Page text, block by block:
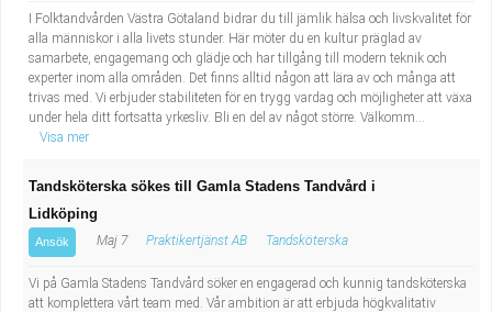
Kultur, media, design
Militärt arbete
Naturbruk
Pedagogiskt arbete
Sanering och renhållning
Tidningsbud/Tidningsdistributör
Lärare i fritidshem/Fritidspedagog
Taxiförare/Taxichaufför
sekreterare
Lastbilsförare m.fl.
I Folktandvården Västra Götaland bidrar du till jämlik hälsa och livskvalitet för
alla människor i alla livets stunder. Här möter du en kultur präglad av
samarbete, engagemang och glädje och har tillgång till modern teknik och
experter inom alla områden. Det finns alltid någon att lära av och många att
trivas med. Vi erbjuder stabiliteten för en trygg vardag och möjligheter att växa
under hela ditt fortsatta yrkesliv. Bli en del av något större. Välkomm...
Visa mer
Tandsköterska sökes till Gamla Stadens Tandvård i
Lidköping
Ansök Maj 7 Praktikertjänst AB Tandsköterska
Vi på Gamla Stadens Tandvård söker en engagerad och kunnig tandsköterska
att komplettera vårt team med. Vår ambition är att erbjuda högkvalitativ